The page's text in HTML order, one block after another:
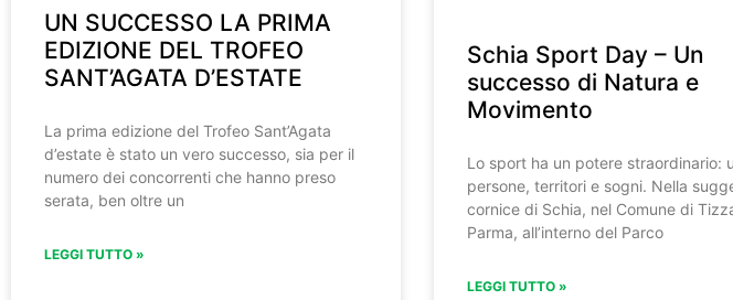
UN SUCCESSO LA PRIMA
EDIZIONE DEL TROFEO
SANT’AGATA D’ESTATE
La prima edizione del Trofeo Sant’Agata
d’estate è stato un vero successo, sia per il
numero dei concorrenti che hanno preso
serata, ben oltre un
LEGGI TUTTO »
Schia Sport Day – Un
successo di Natura e
Movimento
Lo sport ha un potere straordinario:
persone, territori e sogni. Nella
cornice di Schia, nel Comune di
Parma, all’interno del Parco
LEGGI TUTTO »